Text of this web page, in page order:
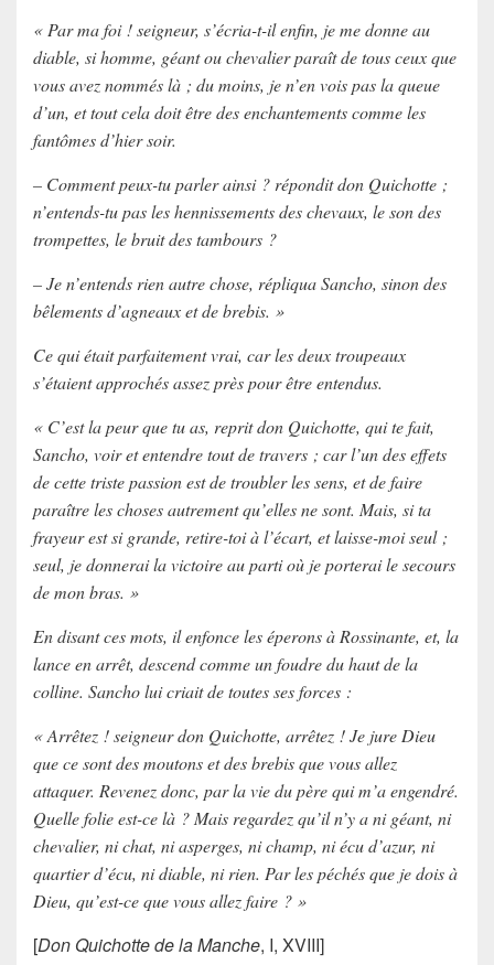
« Par ma foi ! seigneur, s’écria-t-il enfin, je me donne au
diable, si homme, géant ou chevalier paraît de tous ceux que
vous avez nommés là ; du moins, je n’en vois pas la queue
d’un, et tout cela doit être des enchantements comme les
fantômes d’hier soir.
– Comment peux-tu parler ainsi ? répondit don Quichotte ;
n’entends-tu pas les hennissements des chevaux, le son des
trompettes, le bruit des tambours ?
– Je n’entends rien autre chose, répliqua Sancho, sinon des
bêlements d’agneaux et de brebis. »
Ce qui était parfaitement vrai, car les deux troupeaux
s’étaient approchés assez près pour être entendus.
« C’est la peur que tu as, reprit don Quichotte, qui te fait,
Sancho, voir et entendre tout de travers ; car l’un des effets
de cette triste passion est de troubler les sens, et de faire
paraître les choses autrement qu’elles ne sont. Mais, si ta
frayeur est si grande, retire-toi à l’écart, et laisse-moi seul ;
seul, je donnerai la victoire au parti où je porterai le secours
de mon bras. »
En disant ces mots, il enfonce les éperons à Rossinante, et, la
lance en arrêt, descend comme un foudre du haut de la
colline. Sancho lui criait de toutes ses forces :
« Arrêtez ! seigneur don Quichotte, arrêtez ! Je jure Dieu
que ce sont des moutons et des brebis que vous allez
attaquer. Revenez donc, par la vie du père qui m’a engendré.
Quelle folie est-ce là ? Mais regardez qu’il n’y a ni géant, ni
chevalier, ni chat, ni asperges, ni champ, ni écu d’azur, ni
quartier d’écu, ni diable, ni rien. Par les péchés que je dois à
Dieu, qu’est-ce que vous allez faire ? »
[Don Quichotte de la Manche, I, XVIII]